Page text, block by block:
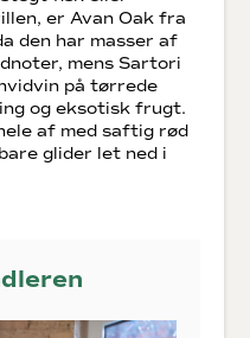
er Avan Oak fra
den har masser af
mens Sartori
på tørrede
og eksotisk frugt.
af med saftig rød
glider let ned i